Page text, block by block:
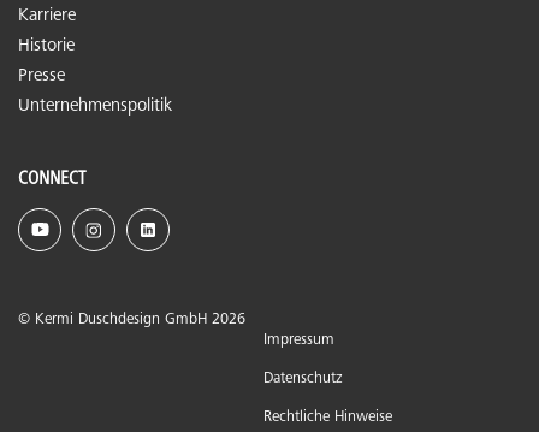
Karriere
Historie
Presse
Unternehmenspolitik
CONNECT
© Kermi Duschdesign GmbH 2026
Impressum
Datenschutz
Rechtliche Hinweise